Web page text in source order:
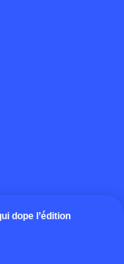
dope l’édition